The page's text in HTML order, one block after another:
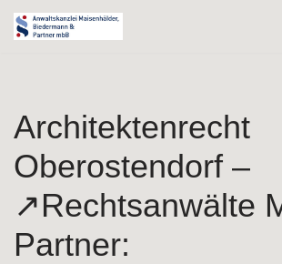
Architektenrecht
Oberostendorf –
↗️Rechtsanwälte
Partner: